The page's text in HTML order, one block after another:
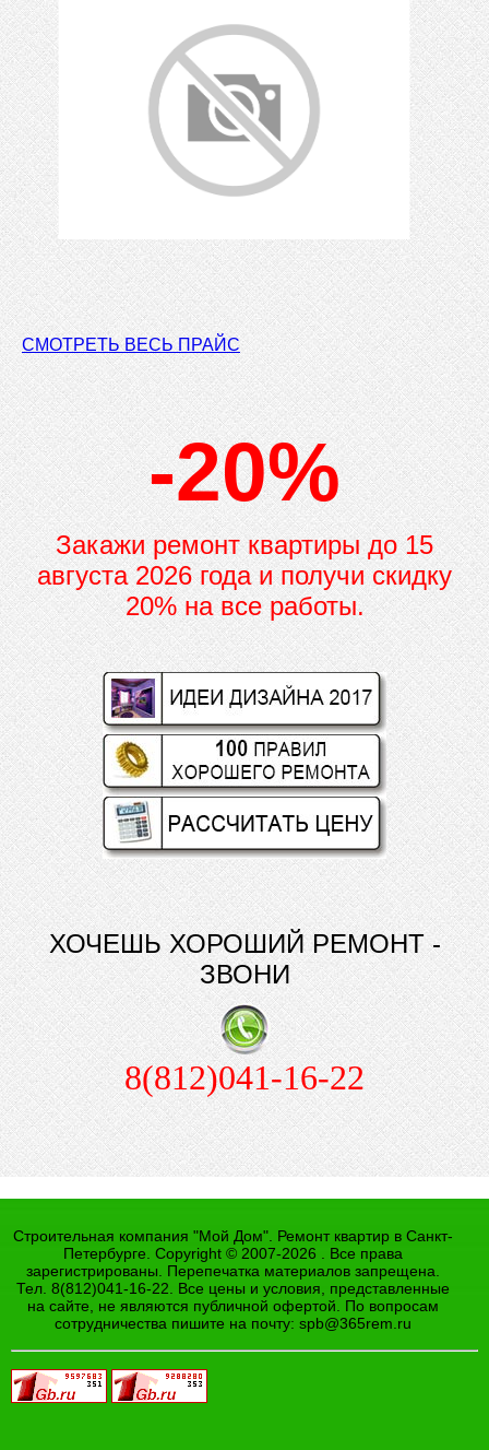
СМОТРЕТЬ ВЕСЬ ПРАЙС
-20%
Закажи ремонт квартиры до15
августа 2026 года и получи скидку
20% на все работы.
ХОЧЕШЬ ХОРОШИЙ РЕМОНТ -
ЗВОНИ
8(812)041-16-22
Строительная компания "Мой Дом". Ремонт квартир в Санкт-
Петербурге. Copyright © 2007-2026 . Все права
зарегистрированы. Перепечатка материалов запрещена.
Тел. 8(812)041-16-22. Все цены и условия, представленные
на сайте, не являются публичной офертой. По вопросам
сотрудничества пишите на почту: spb@365rem.ru